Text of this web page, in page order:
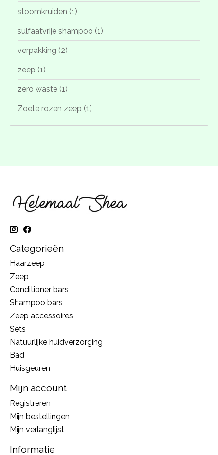
stoomkruiden (1)
sulfaatvrije shampoo (1)
verpakking (2)
zeep (1)
zero waste (1)
Zoete rozen zeep (1)
Categorieën
Haarzeep
Zeep
Conditioner bars
Shampoo bars
Zeep accessoires
Sets
Natuurlijke huidverzorging
Bad
Huisgeuren
Mijn account
Registreren
Mijn bestellingen
Mijn verlanglijst
Informatie